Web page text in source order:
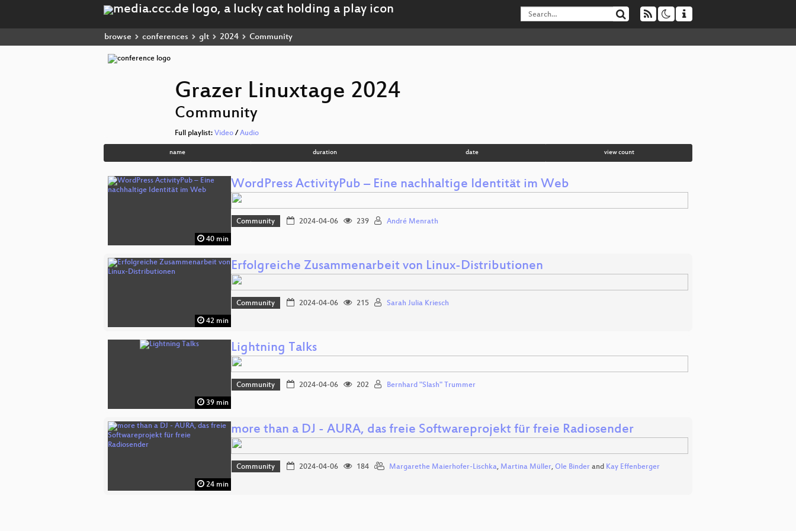
browse conferences glt 2024 Community
Grazer Linuxtage 2024
Community
Full playlist: Video / Audio
name duration date view count
40 min
WordPress ActivityPub – Eine nachhaltige Identität im Web
Community 2024-04-06 239 André Menrath
42 min
Erfolgreiche Zusammenarbeit von Linux-Distributionen
Community 2024-04-06 215 Sarah Julia Kriesch
39 min
Lightning Talks
Community 2024-04-06 202 Bernhard "Slash" Trummer
24 min
more than a DJ - AURA, das freie Softwareprojekt für freie Radiosender
Community 2024-04-06 184 Margarethe Maierhofer-Lischka, Martina Müller, Ole Binderand Kay Effenberger